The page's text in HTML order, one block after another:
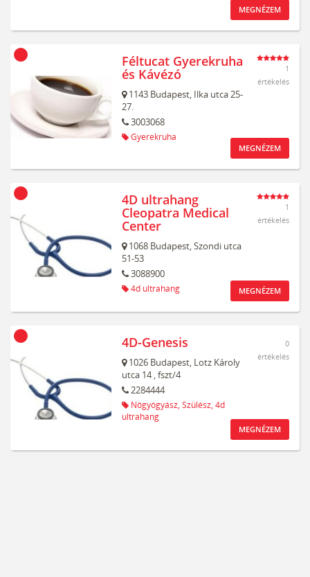
MEGNÉZEM
Féltucat Gyerekruha
és Kávézó
1143 Budapest, Ilka utca 25-
27.
3003068
Gyerekruha
1
értékelés
MEGNÉZEM
4D ultrahang
Cleopatra Medical
Center
1068 Budapest,Szondi utca
51-53
3088900
4d ultrahang
1
értékelés
MEGNÉZEM
4D-Genesis
1026 Budapest, Lotz Károly
utca 14, fszt/4
2284444
Nőgyógyász, Szülész, 4d
ultrahang
0
értékelés
MEGNÉZEM